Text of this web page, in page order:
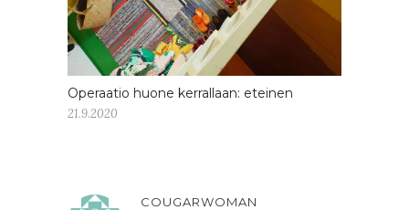
Operaatio huone kerrallaan: eteinen
21.9.2020
COUGARWOMAN